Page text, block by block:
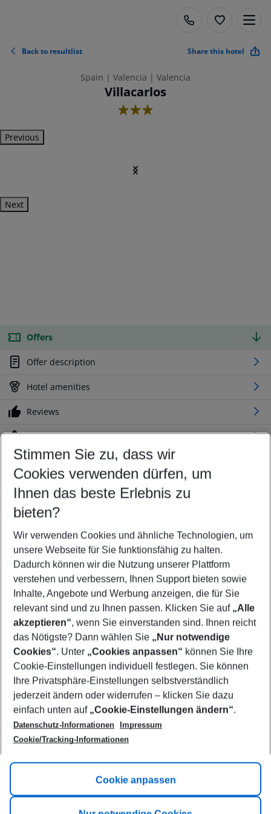
Back to resultlist Share this hotel
Spain | Valencia | Valencia
Villacarlos
3
Previous
Next
Offers
Offer description
Hotel amenities
Reviews
Location
Customize your offer
Find the perfect deal which suits your best
Your departure airport
Any airport
Select your date range
08/08/26–06/08/27 5-8 nights
Who will travel
2 adults No children
Show more filter
Footer
Footer navigation
Title A
Link A
Stimmen Sie zu, dass wir
Cookies verwenden dürfen, um
Ihnen das beste Erlebnis zu
bieten?
Wir verwenden Cookies und ähnliche Technologien, um
unsere Webseite für Sie funktionsfähig zu halten.
Dadurch können wir die Nutzung unserer Plattform
verstehen und verbessern, Ihnen Support bieten sowie
Inhalte, Angebote und Werbung anzeigen, die für Sie
relevant sind und zu Ihnen passen. Klicken Sie auf „Alle
akzeptieren“, wenn Sie einverstanden sind. Ihnen reicht
das Nötigste? Dann wählen Sie „Nur notwendige
Cookies“. Unter „Cookies anpassen“ können Sie Ihre
Cookie-Einstellungen individuell festlegen. Sie können
Ihre Privatsphäre-Einstellungen selbstverständlich
jederzeit ändern oder widerrufen – klicken Sie dazu
einfach unten auf „Cookie-Einstellungen ändern“.
Datenschutz-Informationen
Impressum
Cookie/Tracking-Informationen
Cookie anpassen